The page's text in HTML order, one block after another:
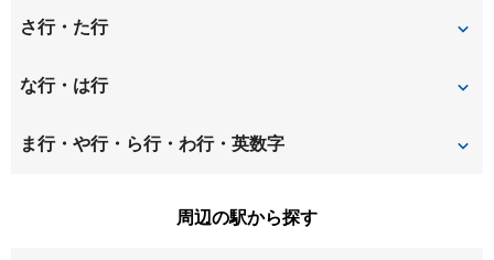
扇ガ谷
御成町
さ行・た行
材木座
浄明寺 新宿
な行・は行
二階堂 長谷
ま行・や行・ら行・わ行・英数字
周辺の駅から探す